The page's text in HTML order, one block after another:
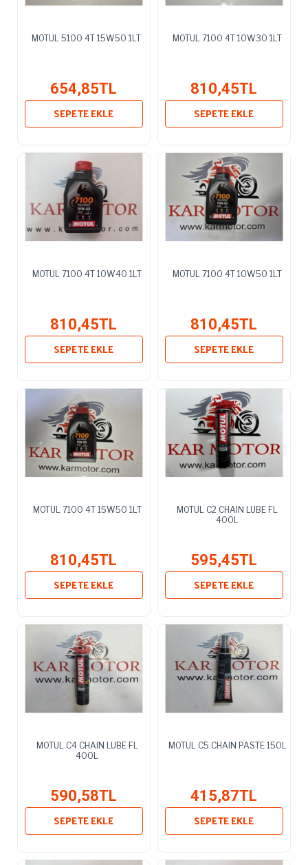
MOTUL 5100 4T 15W50 1LT
654,85TL
SEPETE EKLE
MOTUL 7100 4T 10W30 1LT
810,45TL
SEPETE EKLE
MOTUL 7100 4T 10W40 1LT
810,45TL
SEPETE EKLE
MOTUL 7100 4T 10W50 1LT
810,45TL
SEPETE EKLE
MOTUL 7100 4T 15W50 1LT
810,45TL
SEPETE EKLE
MOTUL C2 CHAIN LUBE FL
400L
595,45TL
SEPETE EKLE
MOTUL C4 CHAIN LUBE FL
400L
590,58TL
SEPETE EKLE
MOTUL C5 CHAIN PASTE 150L
415,87TL
SEPETE EKLE